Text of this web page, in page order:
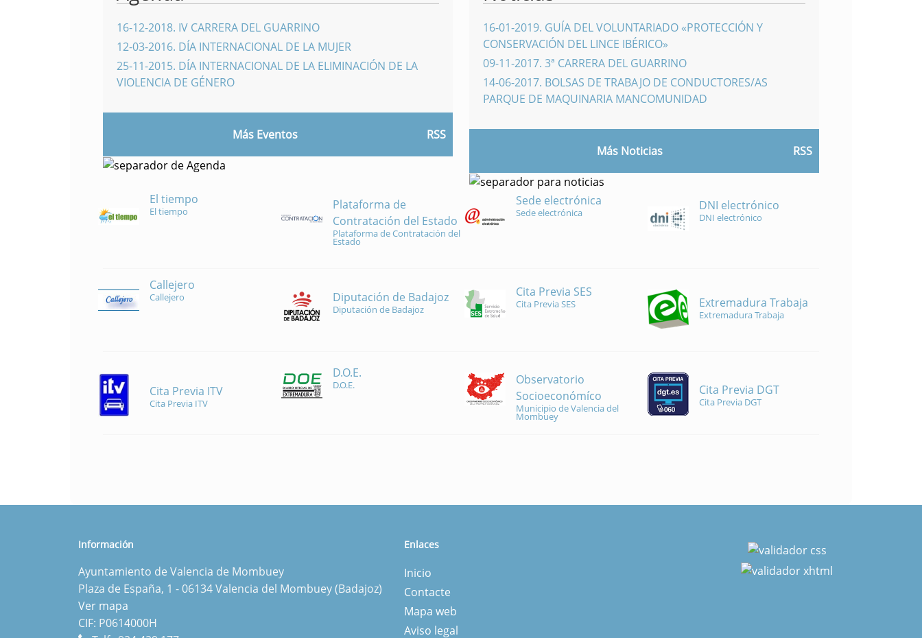
16-12-2018. IV CARRERA DEL GUARRINO
12-03-2016. DÍA INTERNACIONAL DE LA MUJER
25-11-2015. DÍA INTERNACIONAL DE LA ELIMINACIÓN DE LA
VIOLENCIA DE GÉNERO
Más Eventos RSS
16-01-2019. GUÍA DEL VOLUNTARIADO «PROTECCIÓN Y
CONSERVACIÓN DEL LINCE IBÉRICO»
09-11-2017. 3ª CARRERA DEL GUARRINO
14-06-2017. BOLSAS DE TRABAJO DE CONDUCTORES/AS
PARQUE DE MAQUINARIA MANCOMUNIDAD
Más Noticias RSS
El tiempo
El tiempo
Plataforma de
Contratación del Estado
Plataforma de Contratación del
Estado
Sede electrónica
Sede electrónica DNI electrónico
DNI electrónico
Callejero
Callejero Diputación de Badajoz
Diputación de Badajoz
Cita Previa SES
Cita Previa SES Extremadura Trabaja
Extremadura Trabaja
Cita Previa ITV
Cita Previa ITV
D.O.E.
D.O.E.
Observatorio
Socioeconómíco
Municipio de Valencia del
Mombuey
Cita Previa DGT
Cita Previa DGT
Información
Ayuntamiento de Valencia de Mombuey
Plaza de España, 1 - 06134 Valencia del Mombuey (Badajoz)
Ver mapa
CIF: P0614000H
Enlaces
Inicio
Contacte
Mapa web
Aviso legal